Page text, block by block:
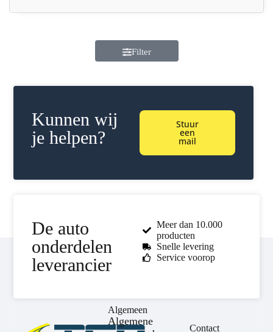
Filter
Kunnen wij
je helpen?
Stuur
een
mail
De auto
onderdelen
leverancier
Meer dan 10.000
producten
Snelle levering
Service voorop
Algemeen
Algemene
Contact